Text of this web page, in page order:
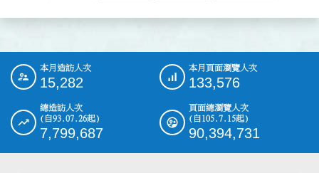
::: 本月造訪人次
15,282
本月頁面瀏覽人次
133,576
總造訪人次
(自93.07.26起)
7,799,687
頁面總瀏覽人次
(自105.7.15起)
90,394,731